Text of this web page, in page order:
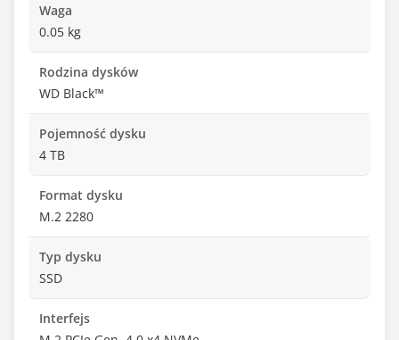
Waga
0.05 kg
Rodzina dysków
WD Black™
Pojemność dysku
4 TB
Format dysku
M.2 2280
Typ dysku
SSD
Interfejs